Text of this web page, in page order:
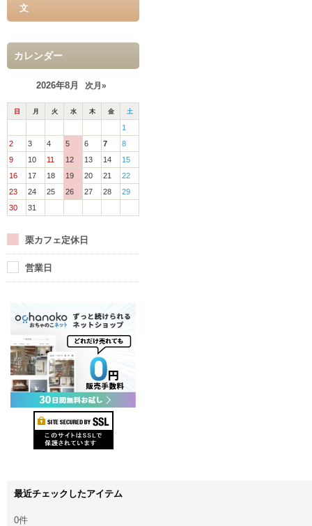
文
カレンダー
2026年8月 次月»
日 月 火 水 木 金 土
1
2
3 4 5 6 7
8
9
10 11 12 13 14
15
16
17 18 19 20 21
22
23
24 25 26 27 28
29
30
31
栗カフェ定休日
営業日
最近チェックしたアイテム
0件